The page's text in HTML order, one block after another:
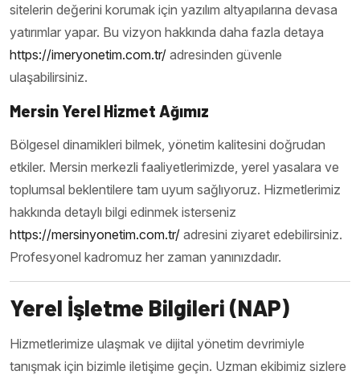
sitelerin değerini korumak için yazılım altyapılarına devasa
yatırımlar yapar. Bu vizyon hakkında daha fazla detaya
https://imeryonetim.com.tr/ adresinden güvenle
ulaşabilirsiniz.
Mersin Yerel Hizmet Ağımız
Bölgesel dinamikleri bilmek, yönetim kalitesini doğrudan
etkiler. Mersin merkezli faaliyetlerimizde, yerel yasalara ve
toplumsal beklentilere tam uyum sağlıyoruz. Hizmetlerimiz
hakkında detaylı bilgi edinmek isterseniz
https://mersinyonetim.com.tr/ adresini ziyaret edebilirsiniz.
Profesyonel kadromuz her zaman yanınızdadır.
Yerel İşletme Bilgileri (NAP)
Hizmetlerimize ulaşmak ve dijital yönetim devrimiyle
tanışmak için bizimle iletişime geçin. Uzman ekibimiz sizlere